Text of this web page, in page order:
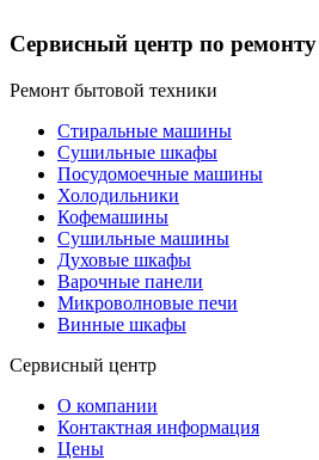
Cервисный центр по
Ремонт бытовой техники
Стиральные машины
Сушильные шкафы
Посудомоечные машины
Холодильники
Кофемашины
Сушильные машины
Духовые шкафы
Варочные панели
Микроволновые печи
Винные шкафы
Сервисный центр
О компании
Контактная информация
Цены